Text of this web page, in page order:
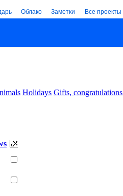
Облако Заметки Все проекты
Holidays Gifts, congratulations